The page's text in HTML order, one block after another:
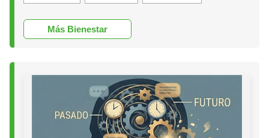
Más Bienestar